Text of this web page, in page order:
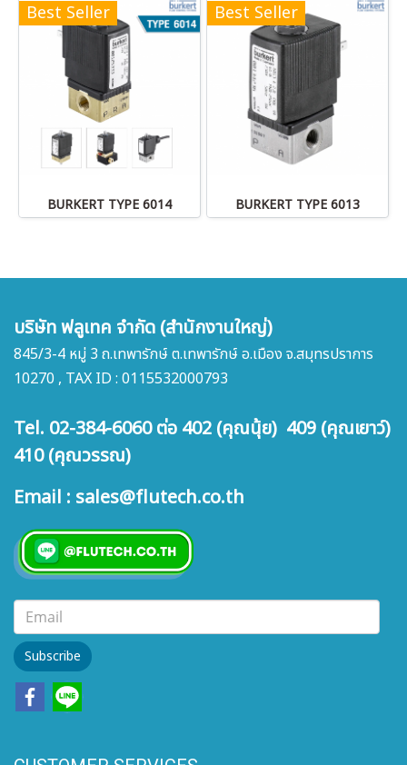
Best Seller
BURKERT TYPE 6014
Best Seller
BURKERT TYPE 6013
บริษัท ฟลูเทค จำกัด (สำนักงานใหญ่)
845/3-4 หมู่ 3 ถ.เทพารักษ์ ต.เทพารักษ์ อ.เมือง จ.สมุทรปราการ
10270 , TAX ID : 0115532000793
Tel. 02-384-6060 ต่อ 402 (คุณนุ้ย) 409 (คุณเยาว์)
410 (คุณวรรณ)
Email : sales@flutech.co.th
Subscribe